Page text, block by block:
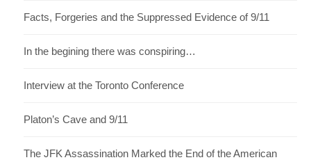
Facts, Forgeries and the Suppressed Evidence of 9/11
In the begining there was conspiring…
Interview at the Toronto Conference
Platon’s Cave and 9/11
The JFK Assassination Marked the End of the American